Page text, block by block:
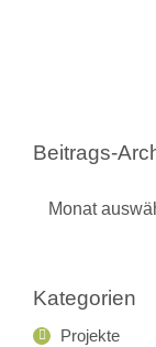
Beitrags-
Kategorien
Projekte